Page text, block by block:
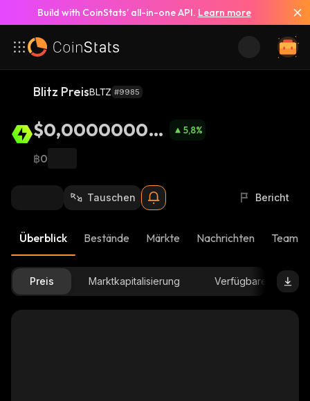
Build with CoinStats’ all-in-one API. Learn more
Blitz PreisBLTZ #9985
$0,0000000111
8
5,8%
฿0
Tauschen Bericht
Überblick Bestände Märkte Nachrichten Team-
Preis Marktkapitalisierung Verfügbare Menge